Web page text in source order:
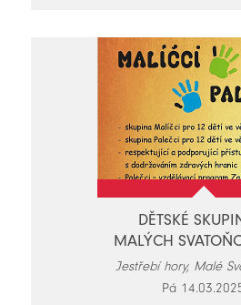
DĚTSKÉ
MALÝCH
Jestřebí hory, Malé
Pá